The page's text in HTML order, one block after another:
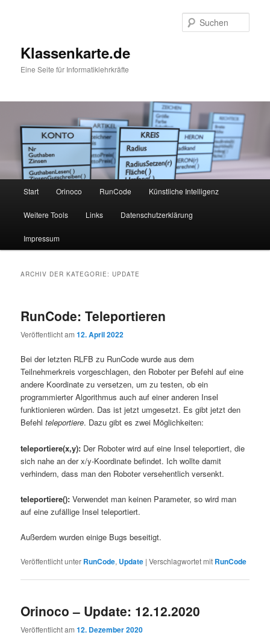
Klassenkarte.de
Eine Seite für Informatiklehrkräfte
Start Orinoco RunCode Künstliche Intelligenz
Weitere Tools Links Datenschutzerklärung
Impressum
ARCHIV DER KATEGORIE:UPDATE
RunCode: Teleportieren
Veröffentlicht am12. April 2022
Bei der letzten RLFB zu RunCode wurde aus dem
Teilnehmerkreis vorgeschlagen, den Roboter per Befehl auf eine
andere Koordinate zu versetzen, um zu testen, ob ein
programmierter Algorithmus auch auf einer anderen Insel
funktionieren würden. Das ist jetzt umgesetzt. Es gibt jetzt den
Befehlteleportiere. Dazu gibt es zwei Möglichkeiten:
teleportiere(x,y): Der Roboter wird auf eine Insel teleportiert, die
sich nahe an der x/y-Koordinate befindet. Ich wollte damit
verhindern, dass man den Roboter versehentlich versenkt.
teleportiere(): Verwendet man keinen Parameter, so wird man
auf eine zufällige Insel teleportiert.
Außerdem wurden einige Bugs beseitigt.
Veröffentlicht unter RunCode, Update |Verschlagwortet mit RunCode
Orinoco – Update: 12.12.2020
Veröffentlicht am12. Dezember 2020